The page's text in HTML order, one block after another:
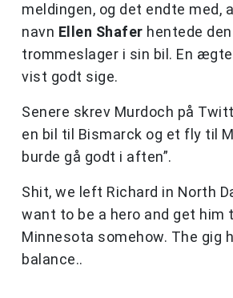
meldingen, og det endte med,
navn Ellen Shafer hentede
trommeslager i sin bil. En
vist godt sige.
Senere skrev Murdoch på
en bil til Bismarck og et fly til
burde gå godt i aften”.
Shit, we left Richard in North
want to be a hero and get him
Minnesota somehow. The gig
balance..